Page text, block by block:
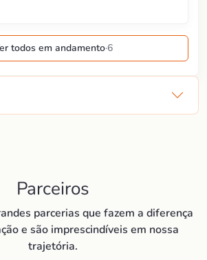
todos em andamento·6
Parceiros
parcerias que fazem a diferença
e são imprescindíveis em nossa
trajetória.